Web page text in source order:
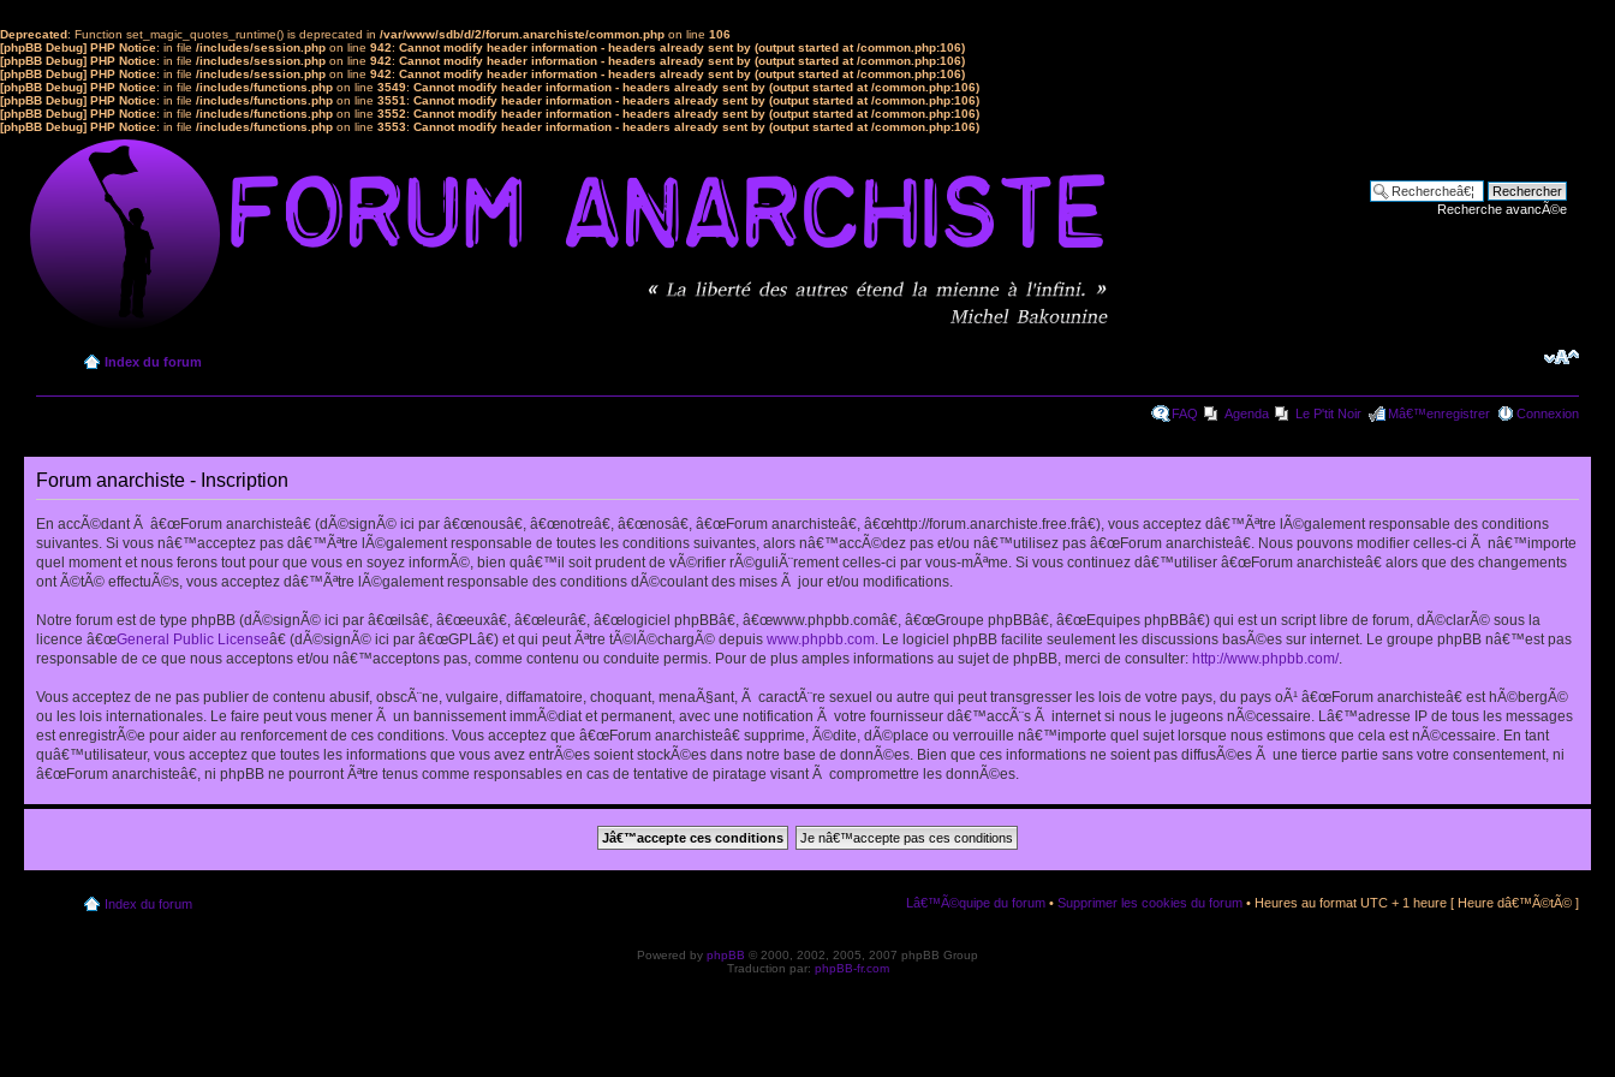
Deprecated: Function set_magic_quotes_runtime() is deprecated in /var/www/sdb/d/2/forum.anarchiste/common.php on line 106
[phpBB Debug] PHP Notice: in file /includes/session.php on line 942: Cannot modify header information - headers already sent by (output started at /common.php:106)
[phpBB Debug] PHP Notice: in file /includes/session.php on line 942: Cannot modify header information - headers already sent by (output started at /common.php:106)
[phpBB Debug] PHP Notice: in file /includes/session.php on line 942: Cannot modify header information - headers already sent by (output started at /common.php:106)
[phpBB Debug] PHP Notice: in file /includes/functions.php on line 3549: Cannot modify header information - headers already sent by (output started at /common.php:106)
[phpBB Debug] PHP Notice: in file /includes/functions.php on line 3551: Cannot modify header information - headers already sent by (output started at /common.php:106)
[phpBB Debug] PHP Notice: in file /includes/functions.php on line 3552: Cannot modify header information - headers already sent by (output started at /common.php:106)
[phpBB Debug] PHP Notice: in file /includes/functions.php on line 3553: Cannot modify header information - headers already sent by (output started at /common.php:106)
Recherche avancÃ©e
Index du forum
FAQ Agenda Le P'tit Noir Mâ€™enregistrer Connexion
Forum anarchiste - Inscription
En accÃ©dant Ã â€œForum anarchisteâ€ (dÃ©signÃ© ici par â€œnousâ€, â€œnotreâ€, â€œnosâ€, â€œForum anarchisteâ€, â€œhttp://forum.anarchiste.free.frâ€), vous acceptez dâ€™Ãªtre lÃ©galement responsable des conditions
suivantes. Si vous nâ€™acceptez pas dâ€™Ãªtre lÃ©galement responsable de toutes les conditions suivantes, alors nâ€™accÃ©dez pas et/ou nâ€™utilisez pas â€œForum anarchisteâ€. Nous pouvons modifier celles-ci Ã nâ€™importe
quel moment et nous ferons tout pour que vous en soyez informÃ©, bien quâ€™il soit prudent de vÃ©rifier rÃ©guliÃ¨rement celles-ci par vous-mÃªme. Si vous continuez dâ€™utiliser â€œForum anarchisteâ€ alors que des changements
ont Ã©tÃ© effectuÃ©s, vous acceptez dâ€™Ãªtre lÃ©galement responsable des conditions dÃ©coulant des mises Ã jour et/ou modifications.
Notre forum est de type phpBB (dÃ©signÃ© ici par â€œilsâ€, â€œeuxâ€, â€œleurâ€, â€œlogiciel phpBBâ€, â€œwww.phpbb.comâ€, â€œGroupe phpBBâ€, â€œEquipes phpBBâ€) qui est un script libre de forum, dÃ©clarÃ© sous la
licence â€œGeneral Public Licenseâ€ (dÃ©signÃ© ici par â€œGPLâ€) et qui peut Ãªtre tÃ©lÃ©chargÃ© depuis www.phpbb.com. Le logiciel phpBB facilite seulement les discussions basÃ©es sur internet. Le groupe phpBB nâ€™est pas
responsable de ce que nous acceptons et/ou nâ€™acceptons pas, comme contenu ou conduite permis. Pour de plus amples informations au sujet de phpBB, merci de consulter: http://www.phpbb.com/.
Vous acceptez de ne pas publier de contenu abusif, obscÃ¨ne, vulgaire, diffamatoire, choquant, menaÃ§ant, Ã caractÃ¨re sexuel ou autre qui peut transgresser les lois de votre pays, du pays oÃ¹ â€œForum anarchisteâ€ est hÃ©bergÃ©
ou les lois internationales. Le faire peut vous mener Ã un bannissement immÃ©diat et permanent, avec une notification Ã votre fournisseur dâ€™accÃ¨s Ã internet si nous le jugeons nÃ©cessaire. Lâ€™adresse IP de tous les messages
est enregistrÃ©e pour aider au renforcement de ces conditions. Vous acceptez que â€œForum anarchisteâ€ supprime, Ã©dite, dÃ©place ou verrouille nâ€™importe quel sujet lorsque nous estimons que cela est nÃ©cessaire. En tant
quâ€™utilisateur, vous acceptez que toutes les informations que vous avez entrÃ©es soient stockÃ©es dans notre base de donnÃ©es. Bien que ces informations ne soient pas diffusÃ©es Ã une tierce partie sans votre consentement, ni
â€œForum anarchisteâ€, ni phpBB ne pourront Ãªtre tenus comme responsables en cas de tentative de piratage visant Ã compromettre les donnÃ©es.
Index du forum Lâ€™Ã©quipe du forum • Supprimer les cookies du forum • Heures au format UTC + 1 heure [ Heure dâ€™Ã©tÃ© ]
Powered by phpBB © 2000, 2002, 2005, 2007 phpBB Group
Traduction par: phpBB-fr.com